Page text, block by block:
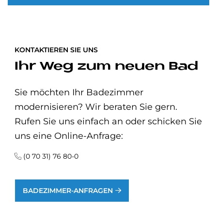
KONTAKTIEREN SIE UNS
Ihr Weg zum neuen Bad
Sie möchten Ihr Badezimmer
modernisieren? Wir beraten Sie gern.
Rufen Sie uns einfach an oder schicken Sie
uns eine Online-Anfrage:
(0 70 31) 76 80-0
BADEZIMMER-ANFRAGEN